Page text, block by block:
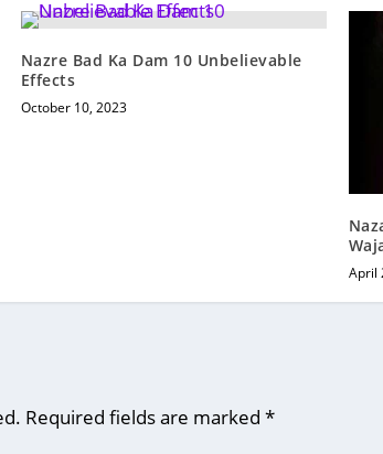
Nazre Bad Ka Dam 10 Unbelievable
Effects
October 10, 2023
April
Required fields are marked*